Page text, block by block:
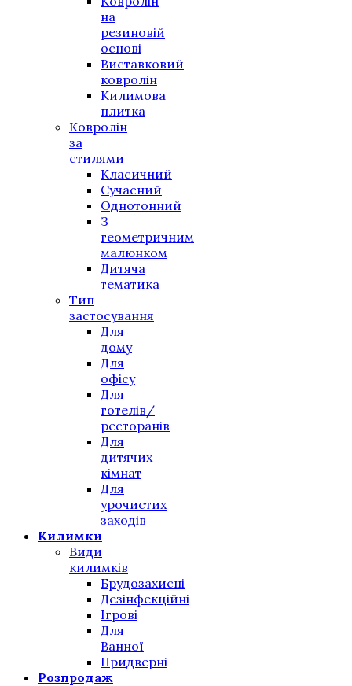
на
резиновій
основі
Виставковий
ковролін
Килимова
плитка
Ковролін
за
стилями
Класичний
Сучасний
Однотонний
З
геометричним
малюнком
Дитяча
тематика
Тип
застосування
Для
дому
Для
офісу
Для
готелів/
ресторанів
Для
дитячих
кімнат
Для
урочистих
заходів
Килимки
Види
килимків
Брудозахисні
Дезінфекційні
Ігрові
Для
Ванної
Придверні
Розпродаж